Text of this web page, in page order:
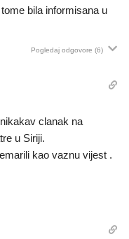
bila informisana u
Pogledaj odgovore (6)
clanak na
u Siriji.
kao vaznu vijest .